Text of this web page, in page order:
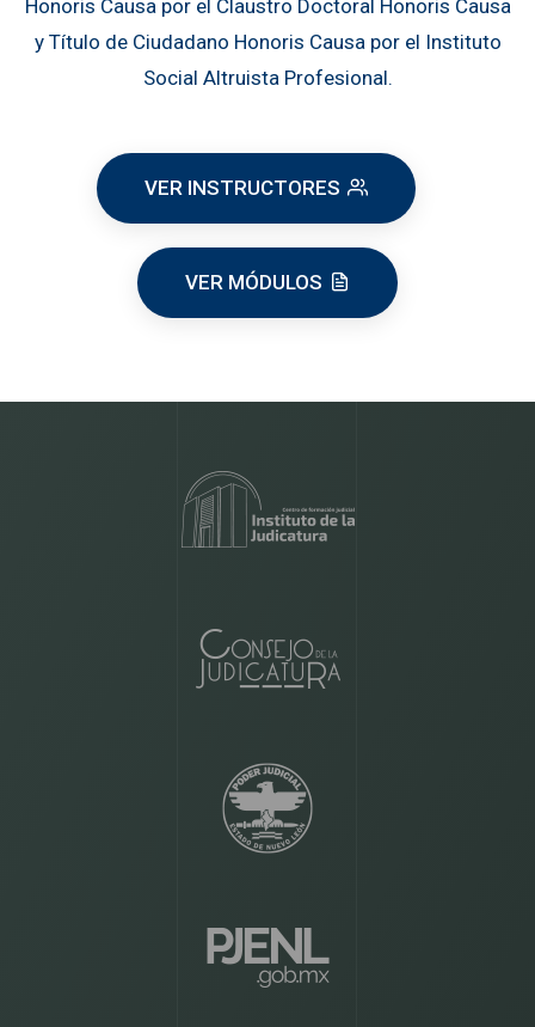
Honoris Causa por el Claustro Doctoral Honoris Causa
y Título de Ciudadano Honoris Causa por el Instituto
Social Altruista Profesional.
VER INSTRUCTORES
VER MÓDULOS